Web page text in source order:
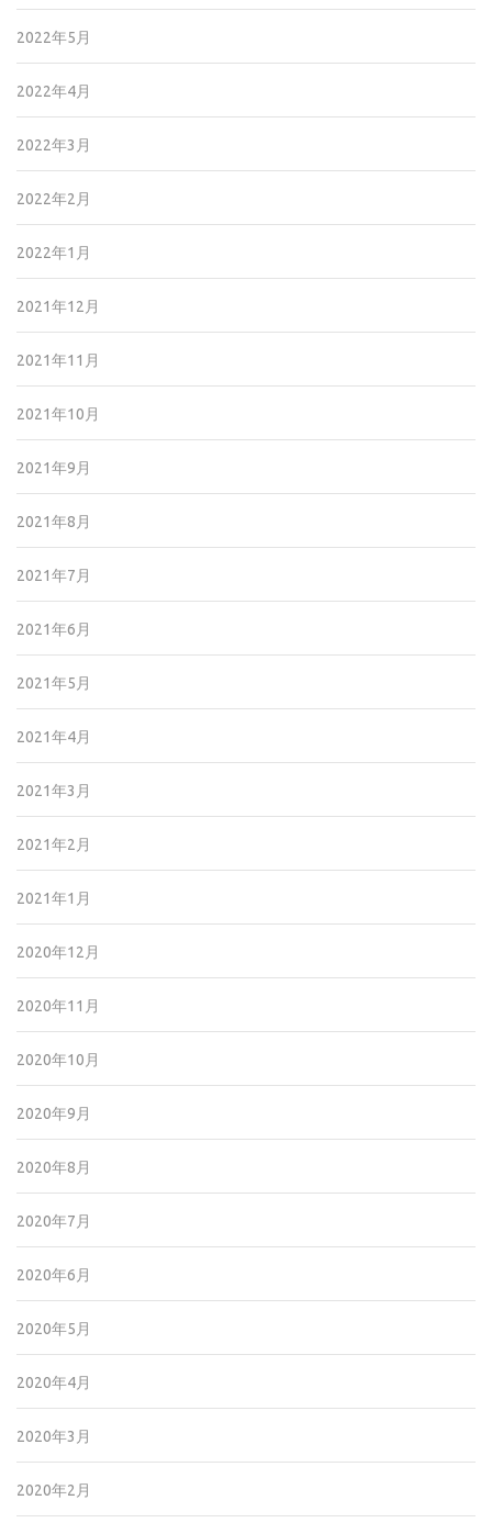
2022年5月
2022年4月
2022年3月
2022年2月
2022年1月
2021年12月
2021年11月
2021年10月
2021年9月
2021年8月
2021年7月
2021年6月
2021年5月
2021年4月
2021年3月
2021年2月
2021年1月
2020年12月
2020年11月
2020年10月
2020年9月
2020年8月
2020年7月
2020年6月
2020年5月
2020年4月
2020年3月
2020年2月